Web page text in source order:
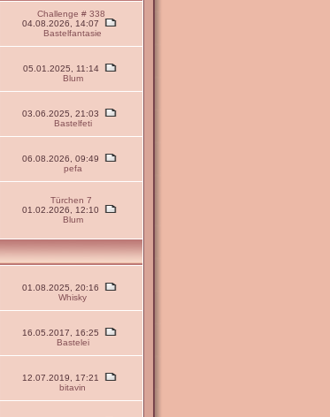
Challenge # 338
04.08.2026, 14:07
Bastelfantasie
05.01.2025, 11:14
Blum
03.06.2025, 21:03
Bastelfeti
06.08.2026, 09:49
pefa
Türchen 7
01.02.2026, 12:10
Blum
01.08.2025, 20:16
Whisky
16.05.2017, 16:25
Bastelei
12.07.2019, 17:21
bitavin